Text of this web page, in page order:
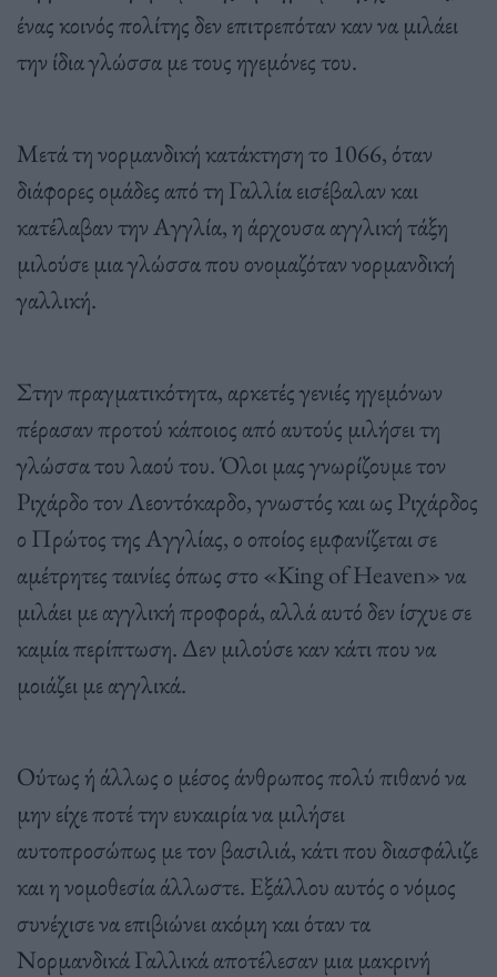
ένας κοινός πολίτης δεν επιτρεπόταν καν να μιλάει
την ίδια γλώσσα με τους ηγεμόνες του.
Μετά τη νορμανδική κατάκτηση το 1066, όταν
διάφορες ομάδες από τη Γαλλία εισέβαλαν και
κατέλαβαν την Αγγλία, η άρχουσα αγγλική τάξη
μιλούσε μια γλώσσα που ονομαζόταν νορμανδική
γαλλική.
Στην πραγματικότητα, αρκετές γενιές ηγεμόνων
πέρασαν προτού κάποιος από αυτούς μιλήσει τη
γλώσσα του λαού του. Όλοι μας γνωρίζουμε τον
Ριχάρδο τον Λεοντόκαρδο, γνωστός και ως Ριχάρδος
ο Πρώτος της Αγγλίας, ο οποίος εμφανίζεται σε
αμέτρητες ταινίες όπως στο «King of Heaven» να
μιλάει με αγγλική προφορά, αλλά αυτό δεν ίσχυε σε
καμία περίπτωση. Δεν μιλούσε καν κάτι που να
μοιάζει με αγγλικά.
Ούτως ή άλλως ο μέσος άνθρωπος πολύ πιθανό να
μην είχε ποτέ την ευκαιρία να μιλήσει
αυτοπροσώπως με τον βασιλιά, κάτι που διασφάλιζε
και η νομοθεσία άλλωστε. Εξάλλου αυτός ο νόμος
συνέχισε να επιβιώνει ακόμη και όταν τα
Νορμανδικά Γαλλικά αποτέλεσαν μια μακρινή